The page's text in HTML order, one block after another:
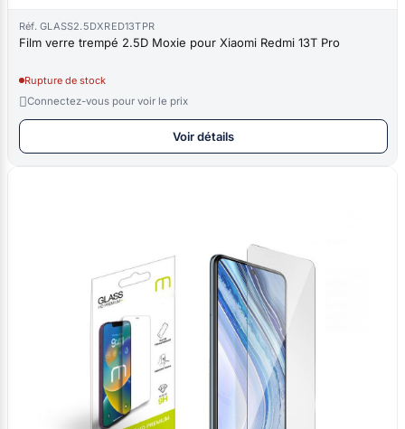
Réf. GLASS2.5DXRED13TPR
Film verre trempé 2.5D Moxie pour Xiaomi Redmi 13T Pro
Rupture de stock
Connectez-vous pour voir le prix
Voir détails